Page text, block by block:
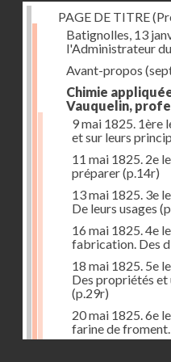
PAGE DE TITRE
Batignolles, 13
l'Administrateur
Avant-propos
Chimie
Vauquelin,
9 mai 1825. 1ère
et sur leurs
11 mai 1825. 2e
préparer(p.14r)
13 mai 1825. 3e
De leurs usages
16 mai 1825. 4e
fabrication. Des
18 mai 1825. 5e
Des propriétés et
(p.29r)
20 mai 1825. 6e
farine de